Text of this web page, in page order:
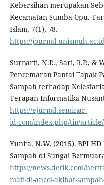
Kebersihan merupakan
Kecamatan Sumba Opu.
Islam, 7(1), 78.
https://
Surnarti, N.R., Sari, R.P., &
Pencemaran Pantai Tapak
Sampah terhadap
Terapan Informatika
https://ejurnal.seminar-
id.com/index.php/tin/
Yunita, N.W. (2015).
Sampah di Sungai
https://news.detik.com/
mati-di-ancol-akibat-